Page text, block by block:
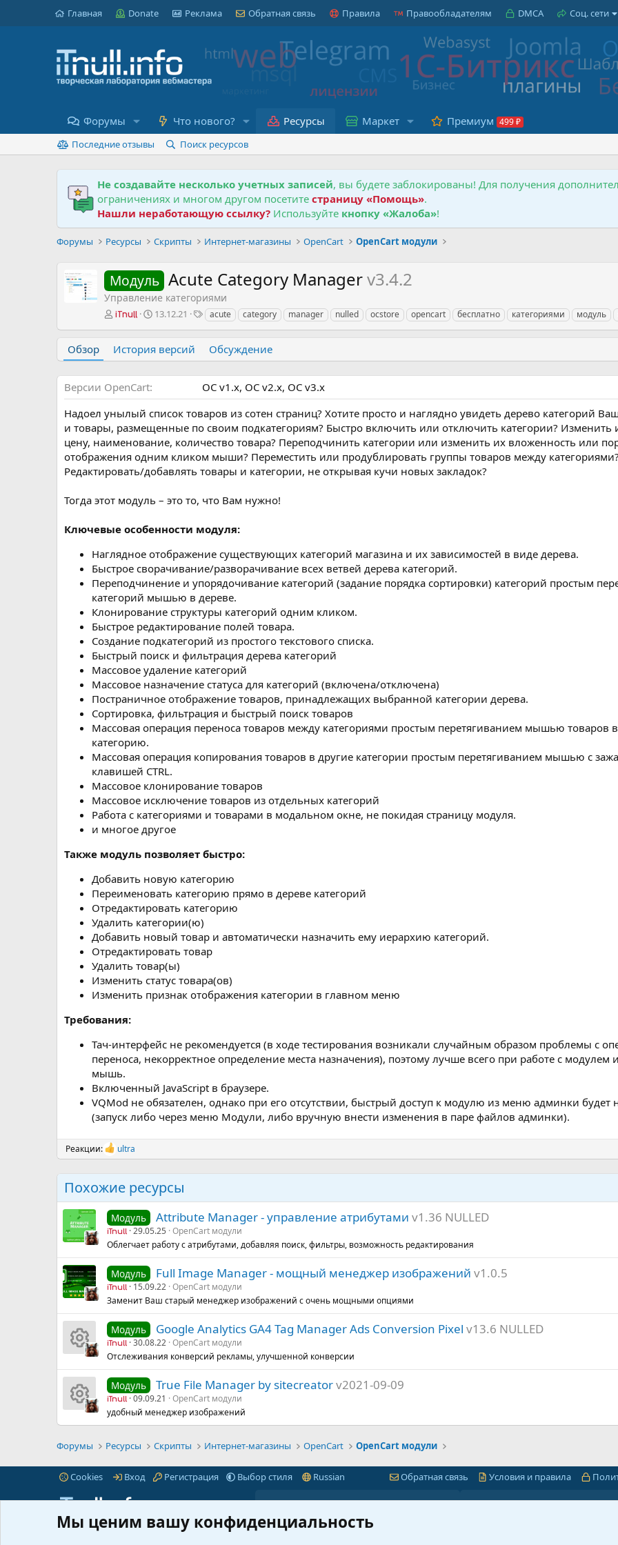
Главная Donate Реклама Обратная связь Правила Правообладателям DMCA Соц. сети
Форумы Что нового? Ресурсы Маркет Премиум
Последние отзывы Поиск ресурсов
Не создавайте несколько учетных записей, вы будете заблокированы! Для получения
ограничениях и многом другом посетите страницу «Помощь».
Нашли неработающую ссылку?Используйте кнопку «Жалоба»!
Форумы Ресурсы Скрипты Интернет-магазины OpenCart OpenCart модули
Модуль Acute Category Managerv3.4.2
Управление категориями
А
о
р
iTnull
Д
а
с
о
д
а
н
и
я
13.12.21
Т acute category manager nulled ocstore opencart бесплатно категориями модуль
Обзор История версий Обсуждение
Версии OpenCart OC v1.х OC v2.х OC v3.х
Надоел унылый список товаров из сотен страниц? Хотите просто и наглядно увидеть дерево категорий
и товары, размещенные по своим подкатегориям? Быстро включить или отключить категории? Изменить
цену, наименование, количество товара? Переподчинить категории или изменить их вложенность или
отображения одним кликом мыши? Переместить или продублировать группы товаров между категориями?
Редактировать/добавлять товары и категории, не открывая кучи новых закладок?
Тогда этот модуль – это то, что Вам нужно!
Ключевые особенности модуля:
Наглядное отображение существующих категорий магазина и их зависимостей в виде дерева.
Быстрое сворачивание/разворачивание всех ветвей дерева категорий.
Переподчинение и упорядочивание категорий (задание порядка сортировки) категорий простым
категорий мышью в дереве.
Клонирование структуры категорий одним кликом.
Быстрое редактирование полей товара.
Создание подкатегорий из простого текстового списка.
Быстрый поиск и фильтрация дерева категорий
Массовое удаление категорий
Массовое назначение статуса для категорий (включена/отключена)
Постраничное отображение товаров, принадлежащих выбранной категории дерева.
Сортировка, фильтрация и быстрый поиск товаров
Массовая операция переноса товаров между категориями простым перетягиванием мышью товаров
категорию.
Массовая операция копирования товаров в другие категории простым перетягиванием мышью с
клавишей СTRL.
Массовое клонирование товаров
Массовое исключение товаров из отдельных категорий
Работа с категориями и товарами в модальном окне, не покидая страницу модуля.
и многое другое
Также модуль позволяет быстро:
Добавить новую категорию
Переименовать категорию прямо в дереве категорий
Отредактировать категорию
Удалить категории(ю)
Добавить новый товар и автоматически назначить ему иерархию категорий.
Отредактировать товар
Удалить товар(ы)
Изменить статус товара(ов)
Изменить признак отображения категории в главном меню
Требования:
Тач-интерфейс не рекомендуется (в ходе тестирования возникали случайным образом проблемы с
переноса, некорректное определение места назначения), поэтому лучше всего при работе с модулем
мышь.
Включенный JavaScript в браузере.
VQMod не обязателен, однако при его отсутствии, быстрый доступ к модулю из меню админки будет
(запуск либо через меню Модули, либо вручную внести изменения в паре файлов админки).
Реакции:
Р
а
к
и
ultra
Похожие ресурсы
Модуль Attribute Manager - управление атрибутами v1.36 NULLED
iTnull 29.05.25 OpenCart модули
Облегчает работу с атрибутами, добавляя поиск, фильтры, возможность редактирования
Модуль Full Image Manager - мощный менеджер изображений v1.0.5
iTnull 15.09.22 OpenCart модули
Заменит Ваш старый менеджер изображений с очень мощными опциями
И
к
о
н
к
а
р
Модуль Google Analytics GA4 Tag Manager Ads Conversion Pixel v13.6 NULLED
iTnull 30.08.22 OpenCart модули
Отслеживания конверсий рекламы, улучшенной конверсии
И
к
о
н
к
Модуль True File Manager by sitecreatorv2021-09-09
iTnull 09.09.21
OpenCart модули
удобный менеджер изображений
Форумы Ресурсы Скрипты Интернет-магазины OpenCart OpenCart модули
Cookies Вход Регистрация Выбор стиля Russian Обратная связь Условия и правила
iTnull.info - это популярный форум для веб-
Мы ценим вашу конфиденциальность